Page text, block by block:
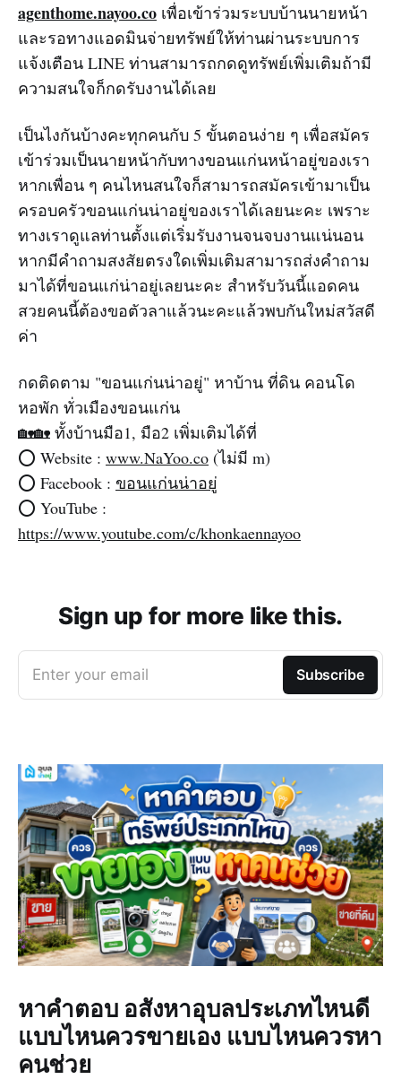
agenthome.nayoo.co เพื่อเข้าร่วมระบบบ้านนายหน้า
และรอทางแอดมินจ่ายทรัพย์ให้ท่านผ่านระบบการ
แจ้งเตือน LINE ท่านสามารถกดดูทรัพย์เพิ่มเติมถ้ามี
ความสนใจก็กดรับงานได้เลย
เป็นไงกันบ้างคะทุกคนกับ 5 ขั้นตอนง่าย ๆ เพื่อสมัคร
เข้าร่วมเป็นนายหน้ากับทางขอนแก่นหน้าอยู่ของเรา
หากเพื่อน ๆ คนไหนสนใจก็สามารถสมัครเข้ามาเป็น
ครอบครัวขอนแก่นน่าอยู่ของเราได้เลยนะคะ เพราะ
ทางเราดูแลท่านตั้งแต่เริ่มรับงานจนจบงานแน่นอน
หากมีคำถามสงสัยตรงใดเพิ่มเติมสามารถส่งคำถาม
มาได้ที่ขอนแก่น่าอยู่เลยนะคะ สำหรับวันนี้แอดคน
สวยคนนี้ต้องขอตัวลาแล้วนะคะแล้วพบกันใหม่สวัสดี
ค่า
กดติดตาม "ขอนแก่นน่าอยู่" หาบ้าน ที่ดิน คอนโด
หอพัก ทั่วเมืองขอนแก่น
🏡🏡 ทั้งบ้านมือ1, มือ2 เพิ่มเติมได้ที่
⭕️ Website : www.NaYoo.co (ไม่มี m)‌‌
⭕️ Facebook : ขอนแก่นน่าอยู่
⭕️ YouTube :
https://www.youtube.com/c/khonkaennayoo
Sign up for more like this.
Enter your email Subscribe
หาคำตอบ อสังหาอุบลประเภทไหนดี
แบบไหนควรขายเอง แบบไหนควรหา
คนช่วย